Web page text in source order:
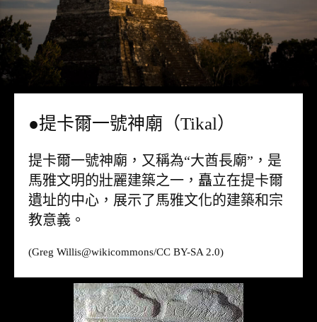
●提卡爾一號神廟（Tikal）
提卡爾一號神廟，又稱為“大酋長廟”，是
馬雅文明的壯麗建築之一，矗立在提卡爾
遺址的中心，展示了馬雅文化的建築和宗
教意義。
(Greg Willis@wikicommons/CC BY-SA 2.0)